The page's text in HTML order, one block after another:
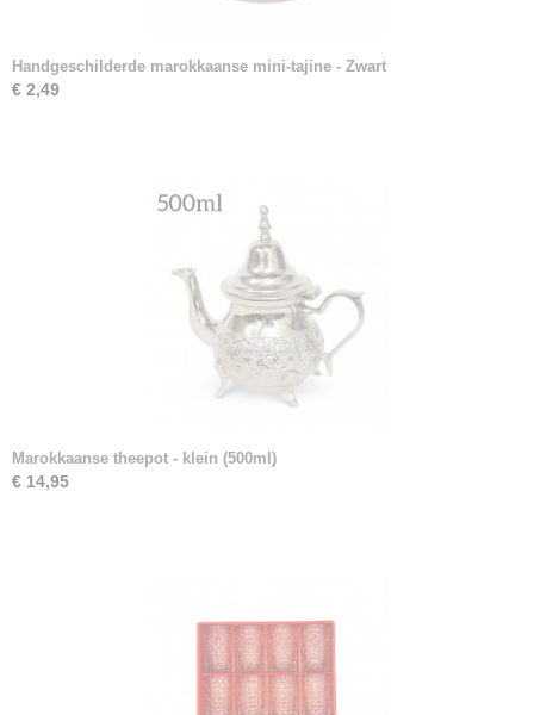
Handgeschilderde marokkaanse mini-tajine - Zwart
€ 2,49
Marokkaanse theepot - klein (500ml)
€ 14,95